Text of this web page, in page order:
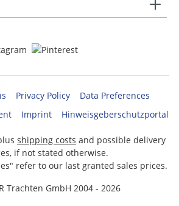
Privacy Policy
Data Preferences
Imprint Hinweisgeberschutzportal
shipping costs and possible delivery
if not stated otherwise.
refer to our last granted sales prices.
Trachten GmbH 2004 - 2026